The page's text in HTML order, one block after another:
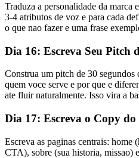
Traduza a personalidade da marca
3-4 atributos de voz e para cada
o que nao fazer e uma frase
Dia 16: Escreva Seu Pitch
Construa um pitch de 30
quem voce serve e por que e
ate fluir naturalmente. Isso vira a
Dia 17: Escreva o Copy do
Escreva as paginas centrais: home
CTA), sobre (sua historia, missao)